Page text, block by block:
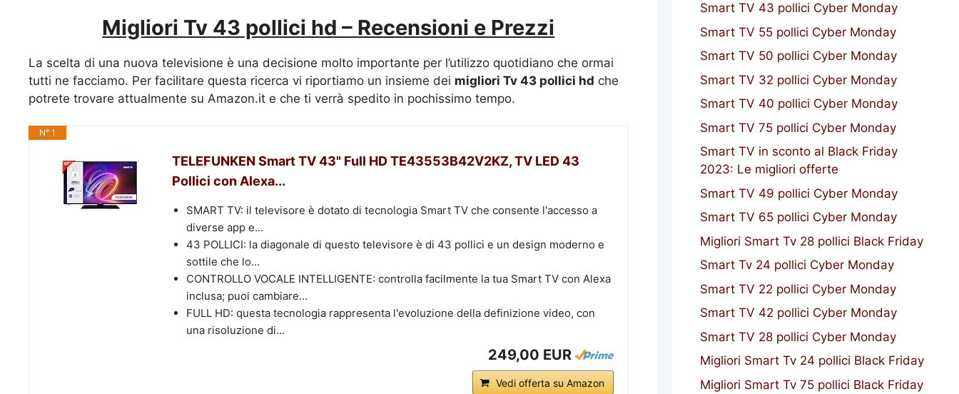
Migliori Tv 43 pollici hd – Recensioni e Prezzi
La scelta di una nuova televisione è una decisione molto importante per l’utilizzo quotidiano che ormai
tutti ne facciamo. Per facilitare questa ricerca vi riportiamo un insieme dei migliori Tv 43 pollici hd che
potrete trovare attualmente su Amazon.it e che ti verrà spedito in pochissimo tempo.
N° 1
TELEFUNKEN Smart TV 43" Full HD TE43553B42V2KZ, TV LED 43
Pollici con Alexa...
SMART TV: il televisore è dotato di tecnologia Smart TV che consente l'accesso a
diverse app e...
43 POLLICI: la diagonale di questo televisore è di 43 pollici e un design moderno e
sottile che lo...
CONTROLLO VOCALE INTELLIGENTE: controlla facilmente la tua Smart TV con Alexa
inclusa; puoi cambiare...
FULL HD: questa tecnologia rappresenta l'evoluzione della definizione video, con
una risoluzione di...
249,00 EUR
Vedi offerta su Amazon
Smart TV 43 pollici Cyber Monday
Smart TV 55 pollici Cyber Monday
Smart TV 50 pollici Cyber Monday
Smart TV 32 pollici Cyber Monday
Smart TV 40 pollici Cyber Monday
Smart TV 75 pollici Cyber Monday
Smart TV in sconto al Black Friday
2023: Le migliori offerte
Smart TV 49 pollici Cyber Monday
Smart TV 65 pollici Cyber Monday
Migliori Smart Tv 28 pollici Black Friday
Smart Tv 24 pollici Cyber Monday
Smart TV 22 pollici Cyber Monday
Smart TV 42 pollici Cyber Monday
Smart TV 28 pollici Cyber Monday
Migliori Smart Tv 24 pollici Black Friday
Migliori Smart Tv 75 pollici Black Friday